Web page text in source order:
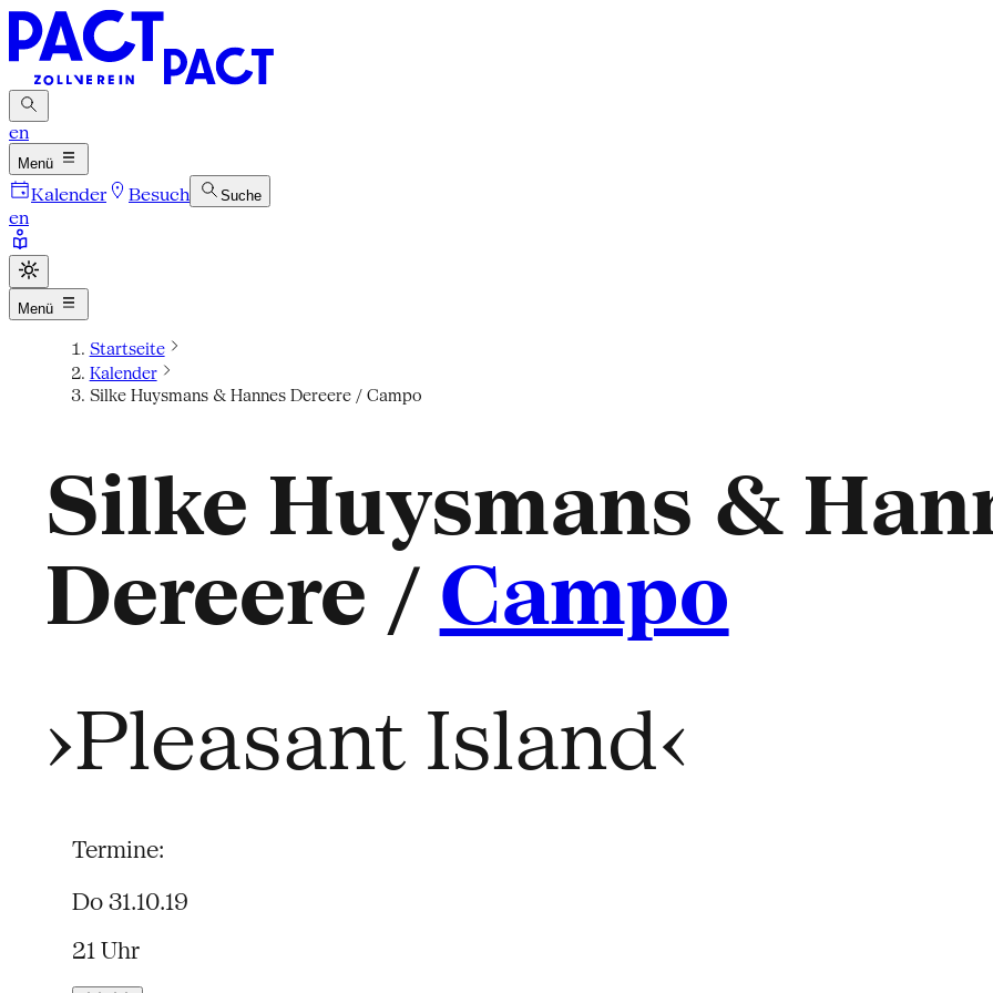
en
Menü
Kalender Besuch Suche
en
Menü
Startseite
Kalender
Silke Huysmans & Hannes Dereere / Campo
Silke Huysmans &
Dereere / Campo
›Pleasant Island‹
Termine:
Do 31.10.19
21 Uhr